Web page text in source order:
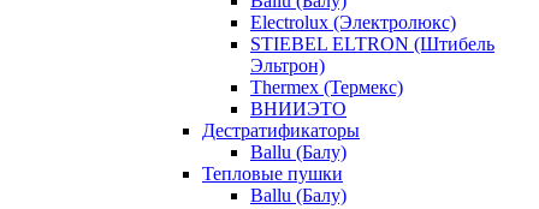
Electrolux (Электролюкс)
STIEBEL ELTRON (Штибель
Эльтрон)
Thermex (Термекс)
ВНИИЭТО
Дестратификаторы
Ballu (Балу)
Тепловые пушки
Ballu (Балу)